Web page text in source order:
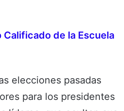
Calificado de la Escuela
elecciones pasadas
para los presidentes